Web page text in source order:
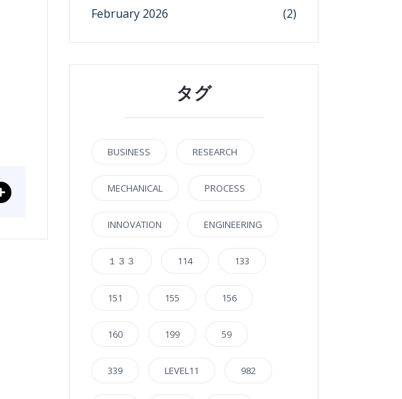
February 2026 (2)
タグ
BUSINESS RESEARCH
MECHANICAL PROCESS
INNOVATION ENGINEERING
１３３ 114 133
151 155 156
160 199 59
339 LEVEL11 982